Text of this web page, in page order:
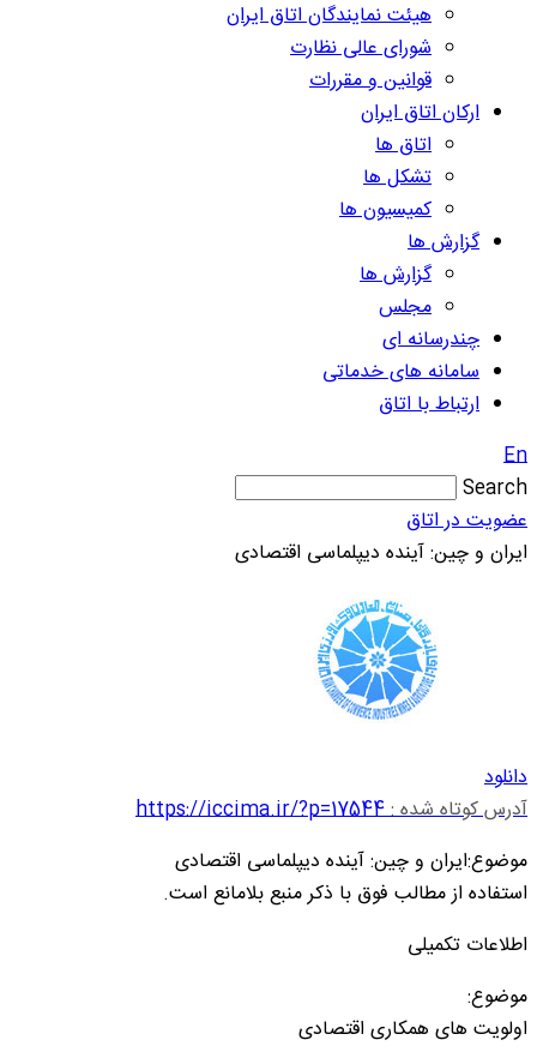
هیئت نمایندگان اتاق ایران
شورای عالی نظارت
قوانین و مقررات
ارکان اتاق ایران
اتاق ها
تشکل ها
کمیسیون ها
گزارش ها
گزارش ها
مجلس
چندرسانه ای
سامانه های خدماتی
ارتباط با اتاق
En
Search
عضویت در اتاق
ایران و چین: آینده دیپلماسی اقتصادی
دانلود
آدرس کوتاه شده :https://iccima.ir/?p=17544
موضوع:ایران و چین: آینده دیپلماسی اقتصادی
استفاده از مطالب فوق با ذکر منبع بلامانع است.
اطلاعات تکمیلی
موضوع:
اولویت های همکاری اقتصادی